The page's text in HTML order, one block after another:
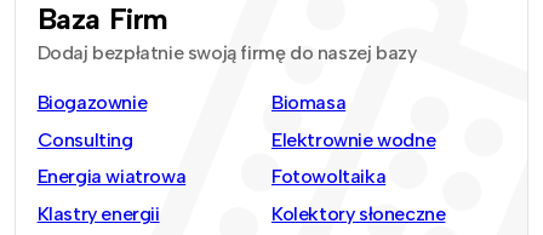
Baza Firm
Dodaj bezpłatnie swoją firmę do naszej bazy
Biogazownie
Biomasa
Consulting
Elektrownie wodne
Energia wiatrowa
Fotowoltaika
Klastry energii
Kolektory słoneczne